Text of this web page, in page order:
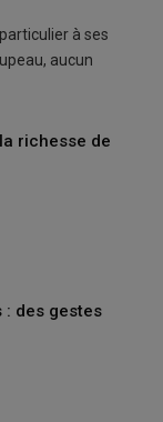
à ses
aucun
richesse de
: des gestes